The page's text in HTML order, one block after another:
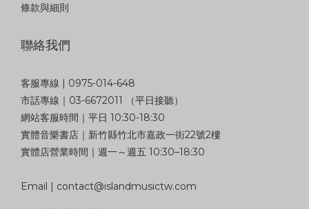
條款與細則
聯絡我們
客服專線 | 0975-014-648
市話專線｜03-6672011 （平日接聽）
網站客服時間｜平日 10:30-18:30
實體音樂書店｜新竹縣竹北市嘉政一街22號2樓
實體店營業時間｜週一～週五 10:30–18:30
Email | contact@islandmusictw.com